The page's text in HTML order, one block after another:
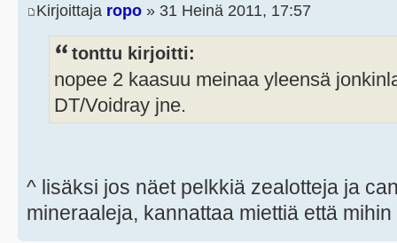
Kirjoittaja ropo » 31 Heinä 2011, 17:57
tonttu kirjoitti:
nopee 2 kaasuu meinaa yleensä
DT/Voidray jne.
^ lisäksi jos näet pelkkiä zealotteja ja
mineraaleja, kannattaa miettiä että